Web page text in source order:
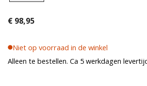
€ 98,95
Niet op voorraad in de winkel
Alleen te bestellen. Ca 5 werkdagen